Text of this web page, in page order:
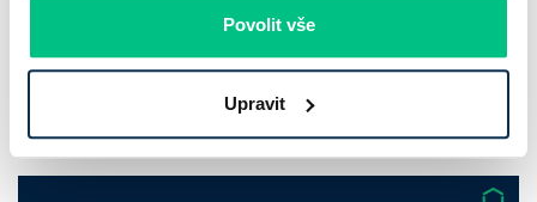
Povolit vše
Upravit
bankovního trhu. Na jedné straně jí podle zadaného rámce
klesl zisk na 8,5 miliardy korun, na druhé ale dál výrazně
Pavel Pohanka|aktualizováno: 31.07.2026